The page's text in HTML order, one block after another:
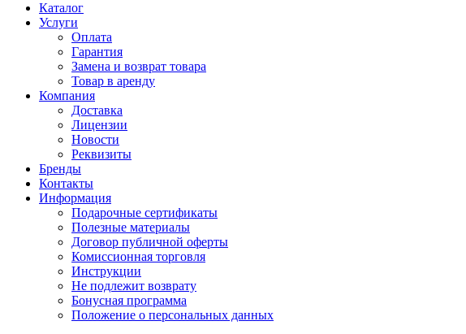
Каталог
Услуги
Оплата
Гарантия
Замена и возврат товара
Товар в аренду
Компания
Доставка
Лицензии
Новости
Реквизиты
Бренды
Контакты
Информация
Подарочные сертификаты
Полезные материалы
Договор публичной оферты
Комиссионная торговля
Инструкции
Не подлежит возврату
Бонусная программа
Положение о персональных данных